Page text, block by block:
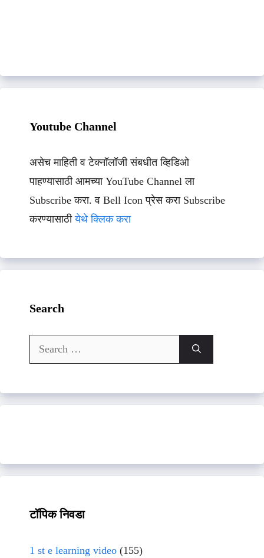
Youtube Channel
असेच माहिती व टेक्नॉलॉजी संबधीत व्हिडिओ
पाहण्यासाठी आमच्या YouTube Channel ला
Subscribe करा. व Bell Icon प्रेस करा Subscribe
करण्यासाठीयेथे क्लिक करा
Search
Search
for:
टॉपिक निवडा
1 st e learning video (155)